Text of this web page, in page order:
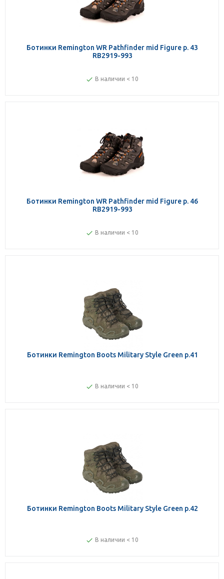
Ботинки Remington WR Pathfinder mid Figure р. 43
RB2919-993
В наличии < 10
Ботинки Remington WR Pathfinder mid Figure р. 46
RB2919-993
В наличии < 10
Ботинки Remington Boots Military Style Green р.41
В наличии < 10
Ботинки Remington Boots Military Style Green р.42
В наличии < 10